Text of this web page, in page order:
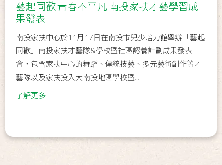
藝起同歡 青春不平凡 南投家扶才藝學習成
果發表
南投家扶中心於11月17日在南投市兒少培力館舉辦「藝起
同歡」南投家扶才藝隊&學校暨社區認養計劃成果發表
會，包含家扶中心的舞蹈、傳統技藝、多元藝術創作等才
藝隊以及家扶投入大南投地區學校暨...
了解更多